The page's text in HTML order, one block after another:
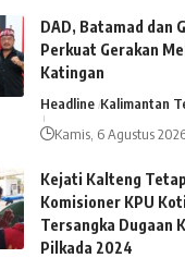
DAD, Batamad dan
Perkuat Gerakan
Katingan
Headline Kalimantan
Kamis, 6 Agustus
Kejati Kalteng
Komisioner KPU
Tersangka Dugaan
Pilkada 2024